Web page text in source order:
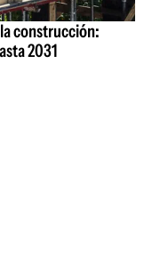
construcción:
2031